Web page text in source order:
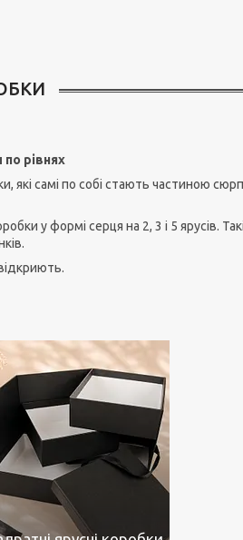
рівнях
які самі по собі стають частиною
у формі серця на 2, 3 і 5 ярусів.